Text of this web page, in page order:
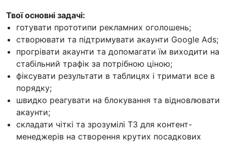
Твої основні задачі:
готувати прототипи рекламних оголошень;
створювати та підтримувати акаунти Google Ads;
прогрівати акаунти та допомагати їм виходити на
стабільний трафік за потрібною ціною;
фіксувати результати в таблицях і тримати все в
порядку;
швидко реагувати на блокування та відновлювати
акаунти;
складати чіткі та зрозумілі ТЗ для контент-
менеджерів на створення крутих посадкових